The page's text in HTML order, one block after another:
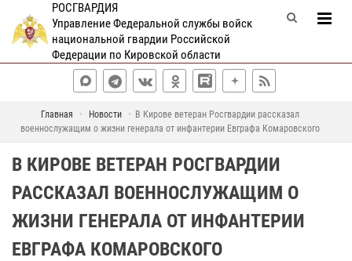
РОСГВАРДИЯ
Управление Федеральной службы войск
национальной гвардии Российской
Федерации по Кировской области
Главная Новости
В Кирове ветеран Росгвардии рассказал
военнослужащим о жизни генерала от инфантерии Евграфа Комаровского
В КИРОВЕ ВЕТЕРАН РОСГВАРДИИ
РАССКАЗАЛ ВОЕННОСЛУЖАЩИМ О
ЖИЗНИ ГЕНЕРАЛА ОТ ИНФАНТЕРИИ
ЕВГРАФА КОМАРОВСКОГО